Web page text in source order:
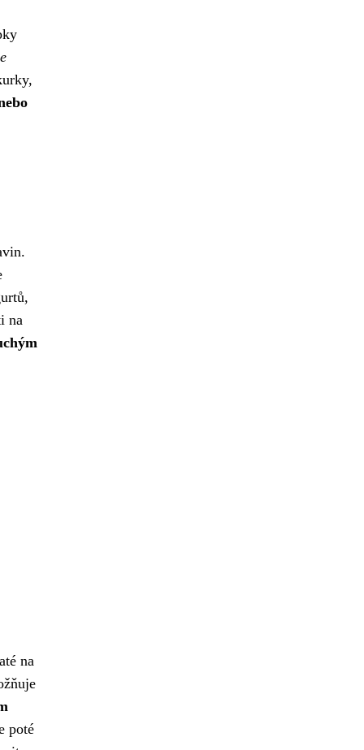
na
na
poté